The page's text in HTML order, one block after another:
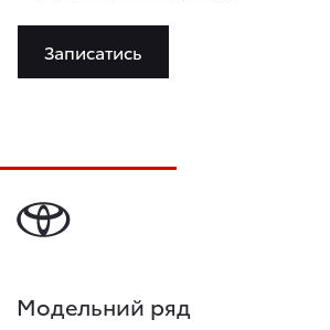
Записатись
Модельний ряд